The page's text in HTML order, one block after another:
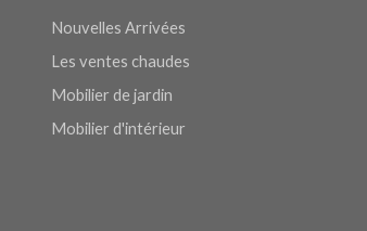
Nouvelles Arrivées
Les ventes chaudes
Mobilier de jardin
Mobilier d'intérieur